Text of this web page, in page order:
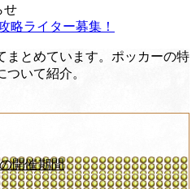
せ
略ライター募集！
まとめています。ポッカーの特
いて紹介。
開催期間